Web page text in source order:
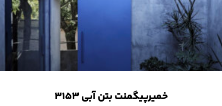
خمیرپیگمنت بتن آبی ۳۱۵۳